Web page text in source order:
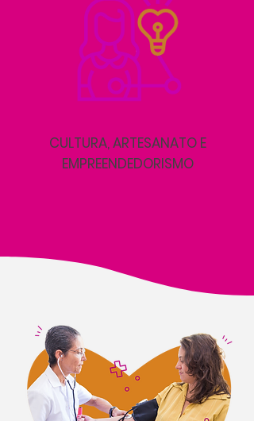
CULTURA, ARTESANATO E
EMPREENDEDORISMO